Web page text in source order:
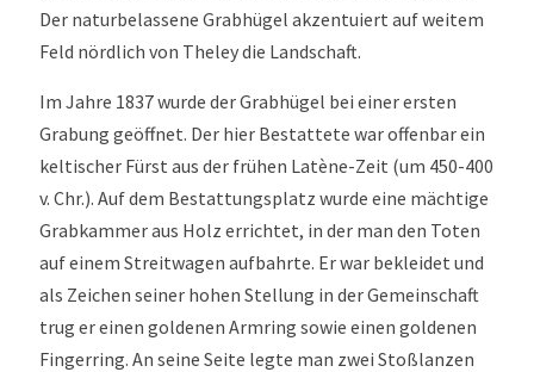
Der naturbelassene Grabhügel akzentuiert auf weitem
Feld nördlich von Theley die Landschaft.
Im Jahre 1837 wurde der Grabhügel bei einer ersten
Grabung geöffnet. Der hier Bestattete war offenbar ein
keltischer Fürst aus der frühen Latène-Zeit (um 450-400
v. Chr.). Auf dem Bestattungsplatz wurde eine mächtige
Grabkammer aus Holz errichtet, in der man den Toten
auf einem Streitwagen aufbahrte. Er war bekleidet und
als Zeichen seiner hohen Stellung in der Gemeinschaft
trug er einen goldenen Armring sowie einen goldenen
Fingerring. An seine Seite legte man zwei Stoßlanzen